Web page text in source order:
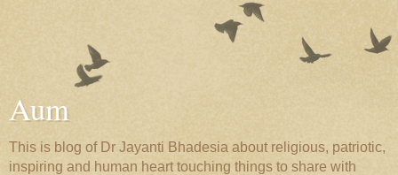
Aum
This is blog of Dr Jayanti Bhadesia about religious, patriotic,
inspiring and human heart touching things to share with